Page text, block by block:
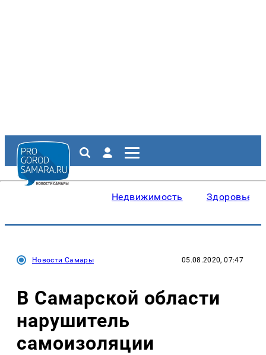
Недвижимость Здоровье
Новости Самары 05.08.2020, 07:47
В Самарской области
нарушитель
самоизоляции